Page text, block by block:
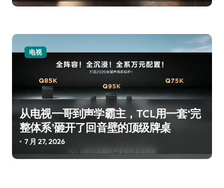
电视
从电视一哥到声学霸主，TCL用一套‘完
整体系’砸开了回音壁的顶级牌桌
7 月 27, 2026